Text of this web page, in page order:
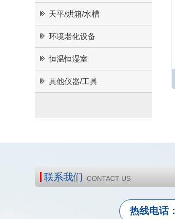
天平/烘箱/水槽
环境老化设备
恒温恒湿室
其他仪器/工具
联系我们 CONTACT US
热线电话：